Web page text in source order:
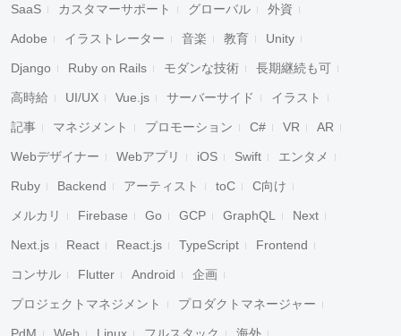
SaaS カスタマーサポート グローバル 外資
Adobe イラストレーター 音楽 教育 Unity
Django Ruby on Rails モダンな技術 長期継続も可
高時給 UI/UX Vue.js サーバーサイド イラスト
記事 マネジメント プロモーション C# VR AR
Webデザイナー Webアプリ iOS Swift エンタメ
Ruby Backend アーティスト toC C向け
メルカリ Firebase Go GCP GraphQL Next
Next.js React React.js TypeScript Frontend
コンサル Flutter Android 企画
プロジェクトマネジメント プロダクトマネージャー